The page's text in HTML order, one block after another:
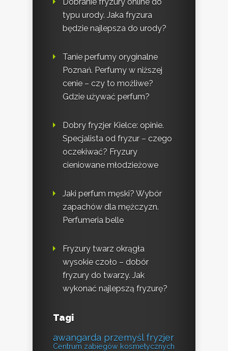
typu urody. Jaka fryzura
będzie najlepsza do urody?
Tanie perfumy oryginalne
Poznań. Perfumy w niższej
cenie – czy to możliwe?
Gdzie używać perfum?
Dobry fryzjer Kielce: opinie.
Specjalista od fryzur – czego
oczekiwać? Fryzury
cieniowane młodzieżowe
Jaki perfum męski? Wybór
zapachów dla mężczyzn.
Perfumeria belle
Fryzury twarz okrągła
wysokie czoło – dobór
fryzury do twarzy. Jak
wykonać najlepszą fryzurę?
Tagi
awangarda przemyśl fryzjer
Centrum zabiegów kosmetycznych